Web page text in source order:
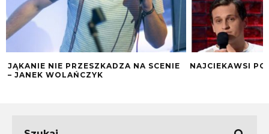
JĄKANIE NIE PRZESZKADZA NA SCENIE
– JANEK WOLAŃCZYK
NAJCIEKAWSI